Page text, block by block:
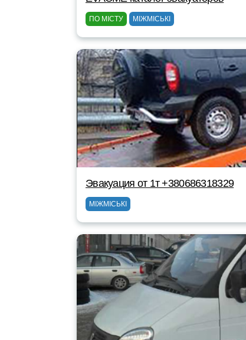
ПО МІСТУ МІЖМІСЬКІ
Эвакуация от 1т +380686318329
МІЖМІСЬКІ